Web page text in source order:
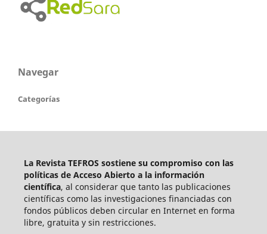
Navegar
Categorías
La Revista TEFROS sostiene su compromiso con las
políticas de Acceso Abierto a la información
científica, al considerar que tanto las publicaciones
científicas como las investigaciones financiadas con
fondos públicos deben circular en Internet en forma
libre, gratuita y sin restricciones.